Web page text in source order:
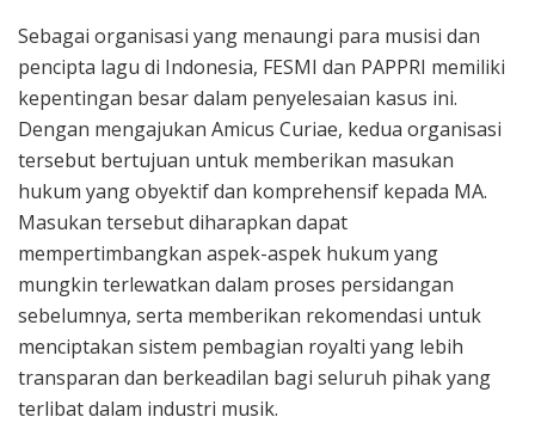
Sebagai organisasi yang menaungi para musisi dan
pencipta lagu di Indonesia, FESMI dan PAPPRI memiliki
kepentingan besar dalam penyelesaian kasus ini.
Dengan mengajukan Amicus Curiae, kedua organisasi
tersebut bertujuan untuk memberikan masukan
hukum yang obyektif dan komprehensif kepada MA.
Masukan tersebut diharapkan dapat
mempertimbangkan aspek-aspek hukum yang
mungkin terlewatkan dalam proses persidangan
sebelumnya, serta memberikan rekomendasi untuk
menciptakan sistem pembagian royalti yang lebih
transparan dan berkeadilan bagi seluruh pihak yang
terlibat dalam industri musik.